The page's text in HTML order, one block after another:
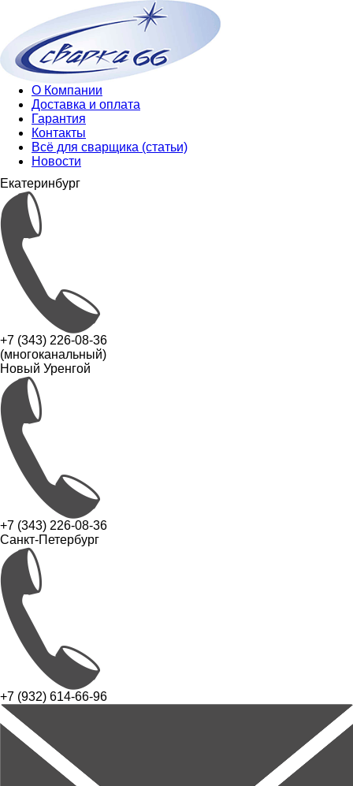
О Компании
Доставка и оплата
Гарантия
Контакты
Всё для сварщика (статьи)
Новости
Екатеринбург
+7 (343) 226-08-36
(многоканальный)
Новый Уренгой
+7 (343) 226-08-36
Санкт-Петербург
+7 (932) 614-66-96